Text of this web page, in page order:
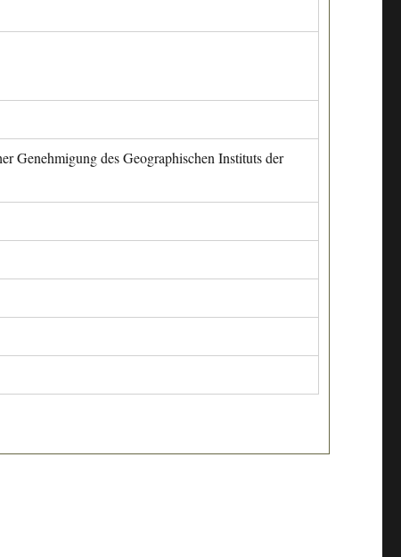
Genehmigung des Geographischen Instituts der